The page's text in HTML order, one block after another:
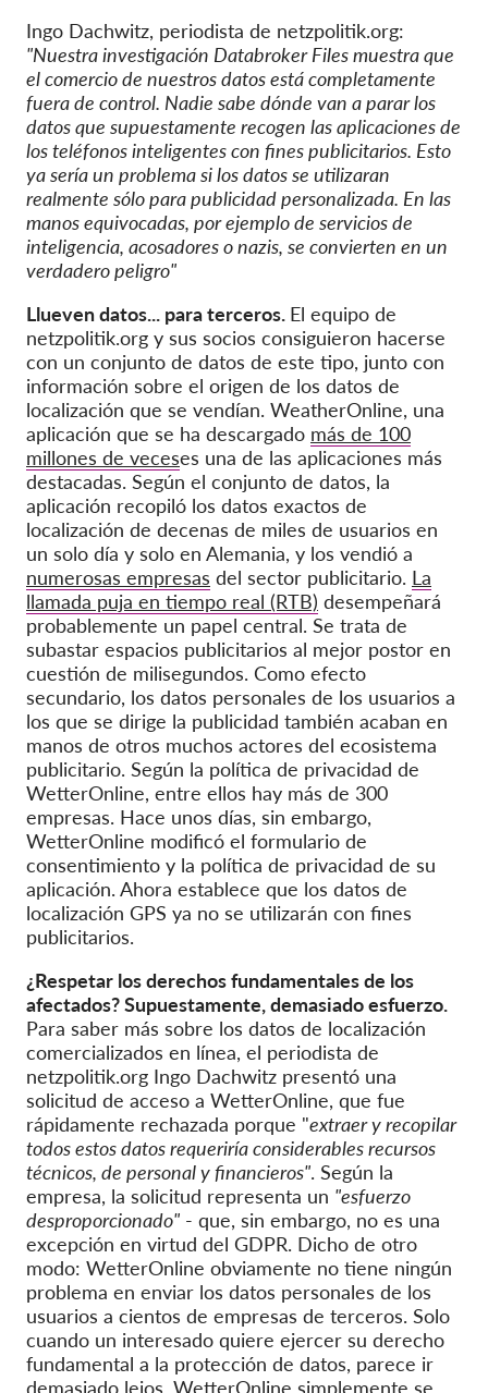
Ingo Dachwitz, periodista de netzpolitik.org:
"Nuestra investigación Databroker Files muestra que
el comercio de nuestros datos está completamente
fuera de control. Nadie sabe dónde van a parar los
datos que supuestamente recogen las aplicaciones de
los teléfonos inteligentes con fines publicitarios. Esto
ya sería un problema si los datos se utilizaran
realmente sólo para publicidad personalizada. En las
manos equivocadas, por ejemplo de servicios de
inteligencia, acosadores o nazis, se convierten en un
verdadero peligro"
Llueven datos... para terceros. El equipo de
netzpolitik.org y sus socios consiguieron hacerse
con un conjunto de datos de este tipo, junto con
información sobre el origen de los datos de
localización que se vendían. WeatherOnline, una
aplicación que se ha descargado más de 100
millones de veceses una de las aplicaciones más
destacadas. Según el conjunto de datos, la
aplicación recopiló los datos exactos de
localización de decenas de miles de usuarios en
un solo día y solo en Alemania, y los vendió a
numerosas empresas del sector publicitario. La
llamada puja en tiempo real (RTB) desempeñará
probablemente un papel central. Se trata de
subastar espacios publicitarios al mejor postor en
cuestión de milisegundos. Como efecto
secundario, los datos personales de los usuarios a
los que se dirige la publicidad también acaban en
manos de otros muchos actores del ecosistema
publicitario. Según la política de privacidad de
WetterOnline, entre ellos hay más de 300
empresas. Hace unos días, sin embargo,
WetterOnline modificó el formulario de
consentimiento y la política de privacidad de su
aplicación. Ahora establece que los datos de
localización GPS ya no se utilizarán con fines
publicitarios.
¿Respetar los derechos fundamentales de los
afectados? Supuestamente, demasiado esfuerzo.
Para saber más sobre los datos de localización
comercializados en línea, el periodista de
netzpolitik.org Ingo Dachwitz presentó una
solicitud de acceso a WetterOnline, que fue
rápidamente rechazada porque "extraer y recopilar
todos estos datos requeriría considerables recursos
técnicos, de personal y financieros". Según la
empresa, la solicitud representa un "esfuerzo
desproporcionado" - que, sin embargo, no es una
excepción en virtud del GDPR. Dicho de otro
modo: WetterOnline obviamente no tiene ningún
problema en enviar los datos personales de los
usuarios a cientos de empresas de terceros. Solo
cuando un interesado quiere ejercer su derecho
fundamental a la protección de datos, parece ir
demasiado lejos. WetterOnline simplemente se